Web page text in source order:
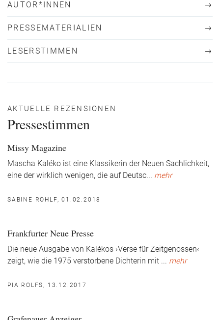
AUTOR*INNEN
PRESSEMATERIALIEN
LESERSTIMMEN
AKTUELLE REZENSIONEN
Pressestimmen
Missy Magazine
Mascha Kaléko ist eine Klassikerin der Neuen Sachlichkeit,
eine der wirklich wenigen, die auf Deutsc... mehr
SABINE ROHLF, 01.02.2018
Frankfurter Neue Presse
Die neue Ausgabe von Kalékos ›Verse für Zeitgenossen‹
zeigt, wie die 1975 verstorbene Dichterin mit ... mehr
PIA ROLFS, 13.12.2017